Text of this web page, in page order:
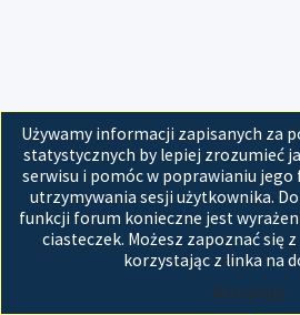
Używamy informacji zapisanych za
statystycznych by lepiej zrozumieć
serwisu i pomóc w poprawianiu
utrzymywania sesji użytkownika.
funkcji forum konieczne jest
ciasteczek. Możesz zapoznać się
korzystając z linka na
Akceptuję